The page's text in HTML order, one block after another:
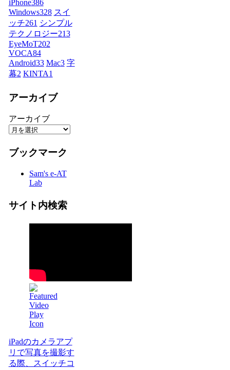
iPhone386
Windows328 スイ
ッチ261 シンプル
テクノロジー213
EyeMoT202
VOCA84
Android33 Mac3 字
幕2 KINTA1
アーカイブ
アーカイブ
ブックマーク
Sam's e-AT
Lab
サイト内検索
iPadのカメラアプ
リで写真を撮影す
る際、スイッチコ